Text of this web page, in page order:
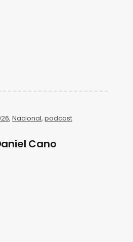
, Nacional, podcast
Cano